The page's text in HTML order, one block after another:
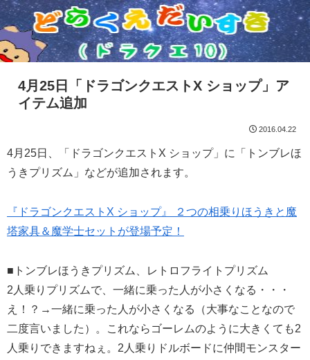
4月25日「ドラゴンクエストX ショップ」ア
イテム追加
2016.04.22
4月25日、「ドラゴンクエストX ショップ」に「トンブレほ
うきプリズム」などが追加されます。
『ドラゴンクエストX ショップ』 ２つの相乗りほうきと魔
塔家具＆魔学士セットが登場予定！
■トンブレほうきプリズム、レトロフライトプリズム
2人乗りプリズムで、一緒に乗った人が小さくなる・・・
え！？→一緒に乗った人が小さくなる（大事なことなので
二度言いました）。これならゴーレムのように大きくても2
人乗りできますねぇ。2人乗りドルボードに仲間モンスター